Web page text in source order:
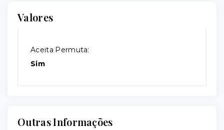
Valores
Aceita Permuta:
Sim
Outras Informações